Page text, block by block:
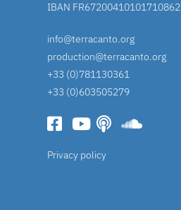
IBAN
info@terracanto.org
production@terracanto.org
+33 (0)781130361
+33 (0)603505279
Privacy policy